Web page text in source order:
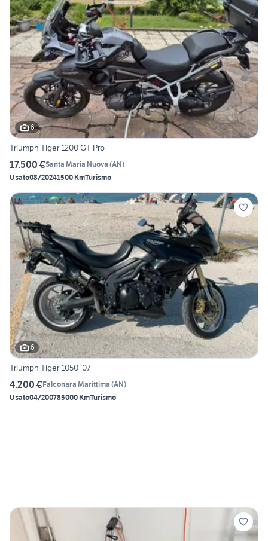
6
Triumph Tiger 1200 GT Pro
17.500 €Santa Maria Nuova (AN)
Usato08/20241500 KmTurismo
6
Triumph Tiger 1050 ‘07
4.200 €Falconara Marittima (AN)
Usato04/200785000 KmTurismo